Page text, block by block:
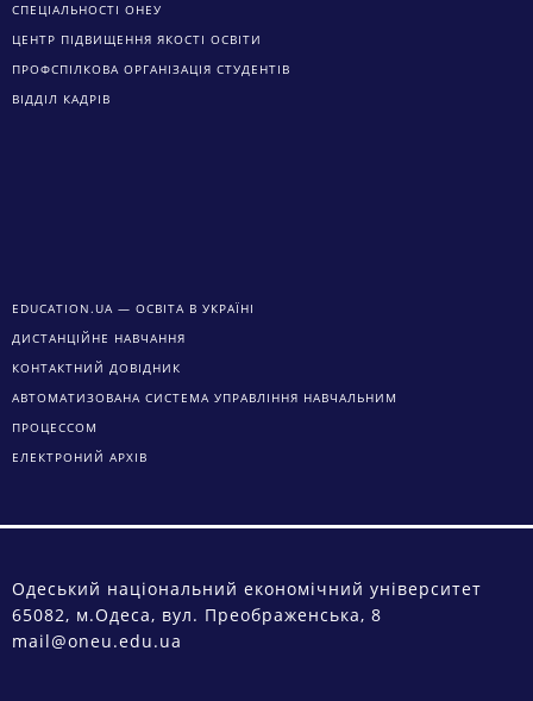
СПЕЦІАЛЬНОСТІ ОНЕУ
ЦЕНТР ПІДВИЩЕННЯ ЯКОСТІ ОСВІТИ
ПРОФСПІЛКОВА ОРГАНІЗАЦІЯ СТУДЕНТІВ
ВІДДІЛ КАДРІВ
EDUCATION.UA — ОСВІТА В УКРАЇНІ
ДИСТАНЦІЙНЕ НАВЧАННЯ
КОНТАКТНИЙ ДОВІДНИК
АВТОМАТИЗОВАНА СИСТЕМА УПРАВЛІННЯ НАВЧАЛЬНИМ
ПРОЦЕССОМ
ЕЛЕКТРОНИЙ АРХІВ
Одеський національний економічний університет
65082, м.Одеса, вул. Преображенська, 8
mail@oneu.edu.ua